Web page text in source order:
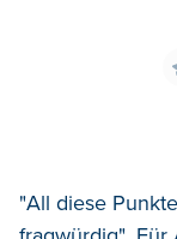
"All diese